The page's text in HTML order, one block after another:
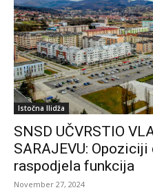
Istočna Ilidža
SNSD UČVRSTIO
SARAJEVU:
raspodjela funkcija
November 27, 2024